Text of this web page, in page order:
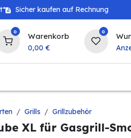
Sicher kaufen auf Rechnung
0 Warenkorb
0,00 €
0
Grills Grillzubehör
XL für Gasgrill-